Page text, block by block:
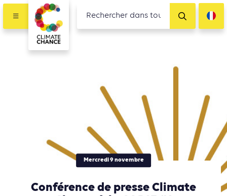
Mercredi 9 novembre
Conférence de presse Climate